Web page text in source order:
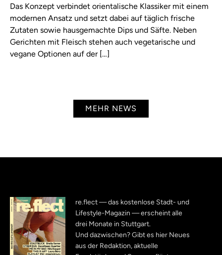
Das Konzept verbindet orientalische Klassiker mit einem
modernen Ansatz und setzt dabei auf täglich frische
Zutaten sowie hausgemachte Dips und Säfte. Neben
Gerichten mit Fleisch stehen auch vegetarische und
vegane Optionen auf der […]
MEHR NEWS
re.flect — das kostenlose Stadt- und
Lifestyle-Magazin — erscheint alle
drei Monate in Stuttgart.
Und dazwischen? Gibt es hier Neues
aus der Redaktion, aktuelle